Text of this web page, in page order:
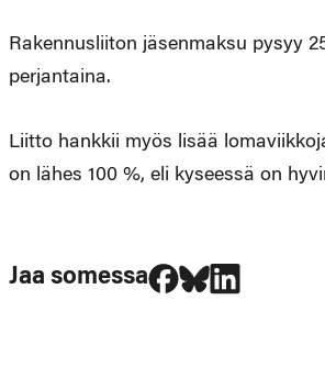
Rakennusliiton jäsenmaksu pysyy
perjantaina.
Liitto hankkii myös lisää
on lähes 100 %, eli kyseessä on
Jaa somessa
Jaa Facebookissa
Jaa Blueskyssa
Jaa